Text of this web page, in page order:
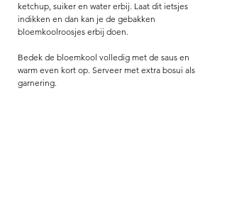
ketchup, suiker en water erbij. Laat dit ietsjes
indikken en dan kan je de gebakken
bloemkoolroosjes erbij doen.
Bedek de bloemkool volledig met de saus en
warm even kort op. Serveer met extra bosui als
garnering.